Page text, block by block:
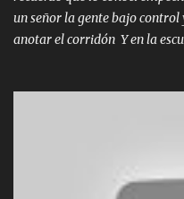
un señor la gente bajo
anotar el corridón Y en la
verde se le extraña pa que